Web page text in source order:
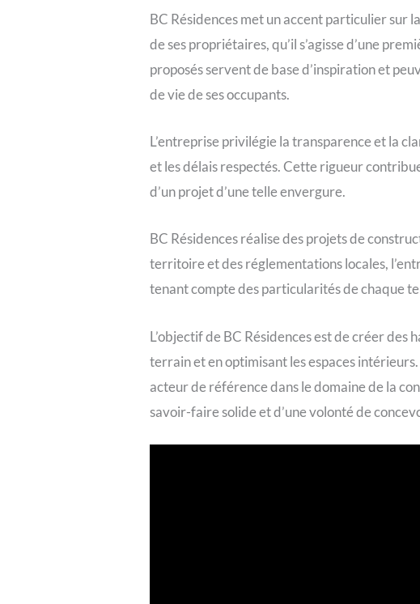
BC Résidences met un accent particulier sur
de ses propriétaires, qu’il s’agisse d’une
proposés servent de base d’inspiration et
de vie de ses occupants.
L’entreprise privilégie la transparence et la
et les délais respectés. Cette rigueur
d’un projet d’une telle envergure.
BC Résidences réalise des projets de
territoire et des réglementations locales,
tenant compte des particularités de chaque
L’objectif de BC Résidences est de créer
terrain et en optimisant les espaces
acteur de référence dans le domaine de la
savoir-faire solide et d’une volonté de